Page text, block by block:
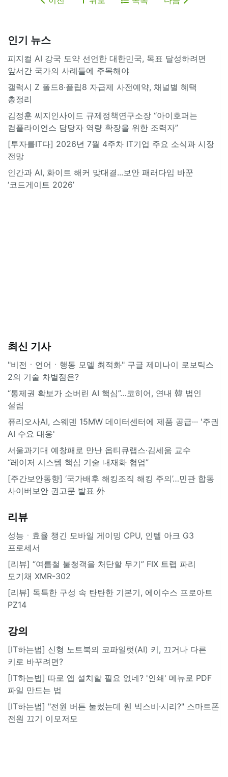
인기 뉴스
피지컬 AI 강국 도약 선언한 대한민국, 목표 달성하려면
앞서간 국가의 사례들에 주목해야
갤럭시 Z 폴드8·플립8 자급제 사전예약, 채널별 혜택
총정리
김정훈 씨지인사이드 규제정책연구소장 “아이호퍼는
컴플라이언스 담당자 역량 확장을 위한 조력자”
[투자를IT다] 2026년 7월 4주차 IT기업 주요 소식과 시장
전망
인간과 AI, 화이트 해커 맞대결...보안 패러다임 바꾼
‘코드게이트 2026’
최신 기사
"비전ㆍ언어ㆍ행동 모델 최적화" 구글 제미나이 로보틱스
2의 기술 차별점은?
“통제권 확보가 소버린 AI 핵심”…코히어, 연내 韓 법인
설립
퓨리오사AI, 스웨덴 15MW 데이터센터에 제품 공급··· '주권
AI 수요 대응'
서울과기대 예창패로 만난 옵티큐랩스·김세움 교수
“레이저 시스템 핵심 기술 내재화 협업”
[주간보안동향] ‘국가배후 해킹조직 해킹 주의’…민관 합동
사이버보안 권고문 발표 外
리뷰
성능ㆍ효율 챙긴 모바일 게이밍 CPU, 인텔 아크 G3
프로세서
[리뷰] “여름철 불청객을 처단할 무기” FIX 트랩 파리
모기채 XMR-302
[리뷰] 독특한 구성 속 탄탄한 기본기, 에이수스 프로아트
PZ14
강의
[IT하는법] 신형 노트북의 코파일럿(AI) 키, 끄거나 다른
키로 바꾸려면?
[IT하는법] 따로 앱 설치할 필요 없네? '인쇄' 메뉴로 PDF
파일 만드는 법
[IT하는법] "전원 버튼 눌렀는데 웬 빅스비·시리?" 스마트폰
전원 끄기 이모저모